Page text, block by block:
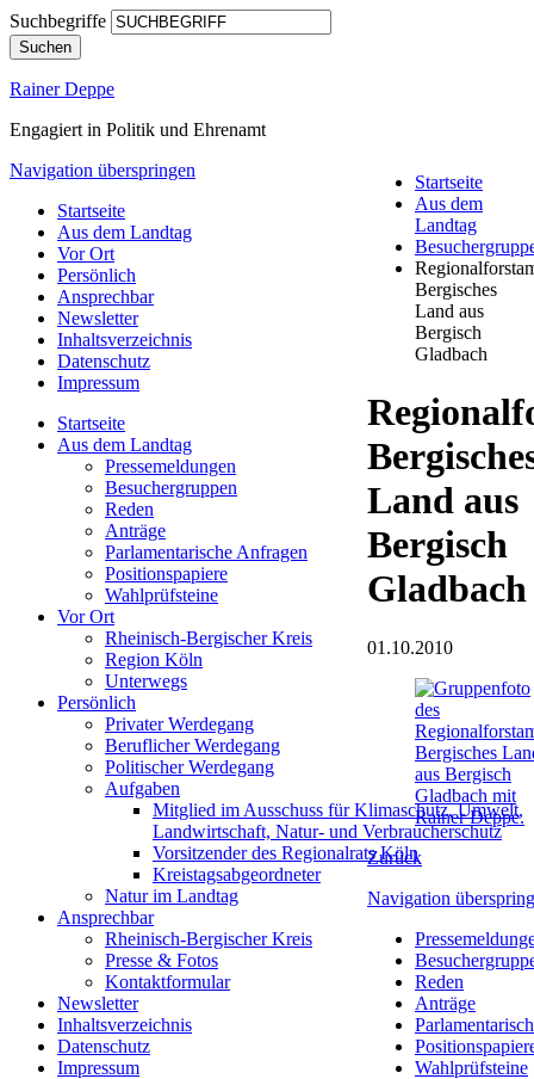
Suchbegriffe
Suchen
Rainer Deppe
Engagiert in Politik und Ehrenamt
Navigation überspringen
Startseite
Aus dem Landtag
Vor Ort
Persönlich
Ansprechbar
Newsletter
Inhaltsverzeichnis
Datenschutz
Impressum
Startseite
Aus dem Landtag
Pressemeldungen
Besuchergruppen
Reden
Anträge
Parlamentarische Anfragen
Positionspapiere
Wahlprüfsteine
Vor Ort
Rheinisch-Bergischer Kreis
Region Köln
Unterwegs
Persönlich
Privater Werdegang
Beruflicher Werdegang
Politischer Werdegang
Aufgaben
Mitglied im Ausschuss für Klimaschutz, Umwelt,
Landwirtschaft, Natur- und Verbraucherschutz
Vorsitzender des Regionalrats Köln
Kreistagsabgeordneter
Natur im Landtag
Ansprechbar
Rheinisch-Bergischer Kreis
Presse & Fotos
Kontaktformular
Newsletter
Inhaltsverzeichnis
Datenschutz
Impressum
Startseite
Aus dem
Landtag
Bergisches
Land aus
Bergisch
Gladbach
Land aus
Bergisch
Gladbach
01.10.2010
Zurück
Navigation
Reden
Anträge
Wahlprüfsteine